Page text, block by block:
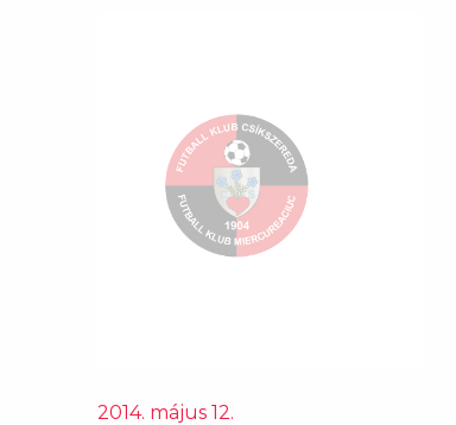
2014. május 12.